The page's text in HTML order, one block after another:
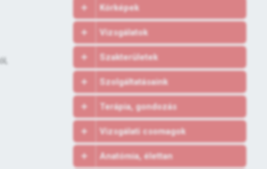
Kórképek
Vizsgálatok
Szakterületek
Szolgáltatásaink
Terápia, gondozás
Vizsgálati csomagok
Anatómia, élettan